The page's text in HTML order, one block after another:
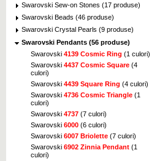
Swarovski Sew-on Stones (17 produse)
Swarovski Beads (46 produse)
Swarovski Crystal Pearls (9 produse)
Swarovski Pendants (56 produse)
Swarovski 4139 Cosmic Ring (1 culori)
Swarovski 4437 Cosmic Square (4
culori)
Swarovski 4439 Square Ring (4 culori)
Swarovski 4736 Cosmic Triangle (1
culori)
Swarovski 4737 (7 culori)
Swarovski 6000 (6 culori)
Swarovski 6007 Briolette (7 culori)
Swarovski 6902 Zinnia Pendant (1
culori)